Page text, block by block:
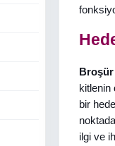
Broşür
kitlenin
bir
noktada
ilgi ve